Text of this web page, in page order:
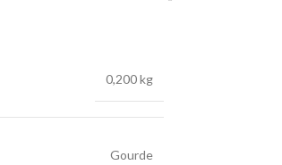
0,200 kg
Gourde